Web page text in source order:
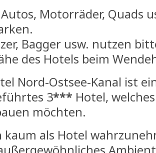
Motorräder, Quads
Bagger usw. nutzen
des Hotels beim
Nord-Ostsee-Kanal ist
3*** Hotel,
möchten.
kaum als Hotel